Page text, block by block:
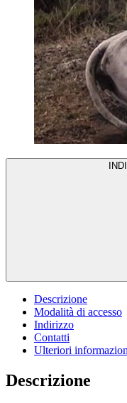
Descrizione
Modalità di accesso
Indirizzo
Contatti
Ulteriori
Descrizione